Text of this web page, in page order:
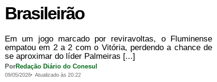
Brasileirão
Em um jogo marcado por reviravoltas, o Fluminense
empatou em 2 a 2 com o Vitória, perdendo a chance de
se aproximar do líder Palmeiras [...]
PorRedação Diário do Conesul
09/05/2026 Atualizado às 20:22